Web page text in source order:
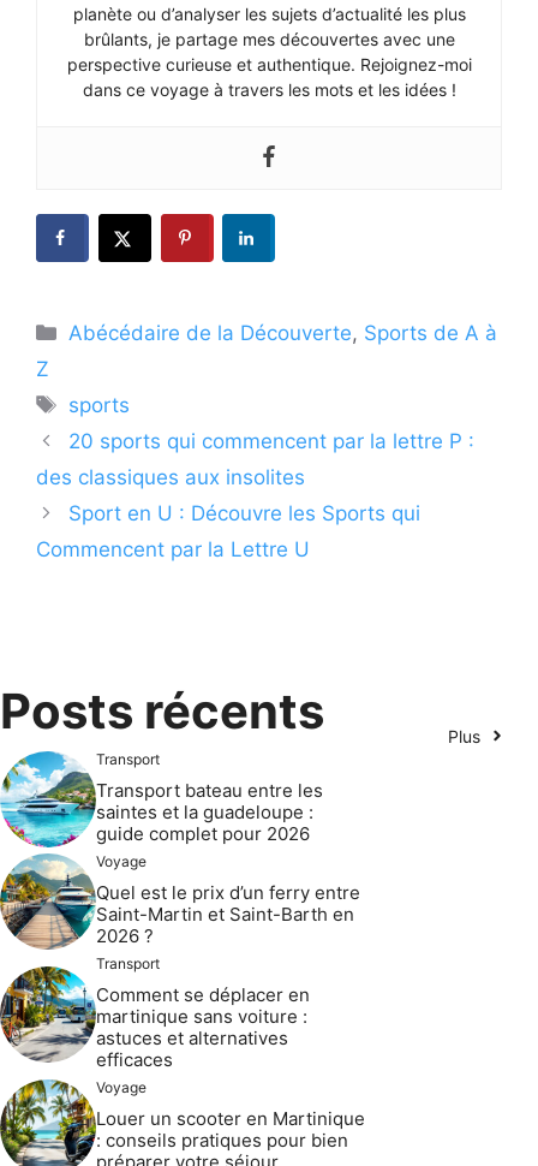
planète ou d’analyser les sujets d’actualité les plus
brûlants, je partage mes découvertes avec une
perspective curieuse et authentique. Rejoignez-moi
dans ce voyage à travers les mots et les idées !
Catégories
Abécédaire de la Découverte, Sports de A à
Z
Étiquettes
sports
20 sports qui commencent par la lettre P :
des classiques aux insolites
Sport en U : Découvre les Sports qui
Commencent par la Lettre U
Posts récents Plus
Transport
Transport bateau entre les
saintes et la guadeloupe :
guide complet pour 2026
Voyage
Quel est le prix d’un ferry entre
Saint-Martin et Saint-Barth en
2026 ?
Transport
Comment se déplacer en
martinique sans voiture :
astuces et alternatives
efficaces
Voyage
Louer un scooter en Martinique
: conseils pratiques pour bien